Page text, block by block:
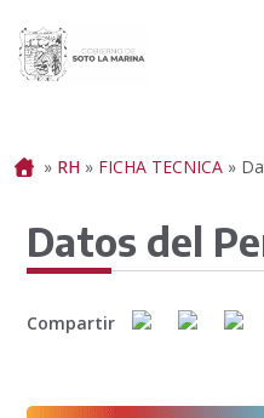
Portada
» RH » FICHA TECNICA »
Datos del
Compartir